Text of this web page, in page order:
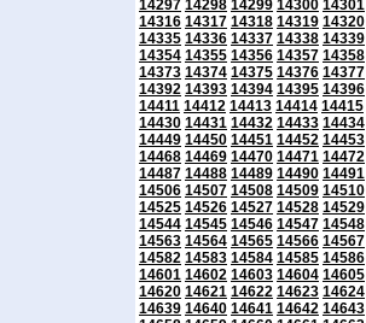
14297 14298 14299 14300 14301
14316 14317 14318 14319 14320
14335 14336 14337 14338 14339
14354 14355 14356 14357 14358
14373 14374 14375 14376 14377
14392 14393 14394 14395 14396
14411 14412 14413 14414 14415
14430 14431 14432 14433 14434
14449 14450 14451 14452 14453
14468 14469 14470 14471 14472
14487 14488 14489 14490 14491
14506 14507 14508 14509 14510
14525 14526 14527 14528 14529
14544 14545 14546 14547 14548
14563 14564 14565 14566 14567
14582 14583 14584 14585 14586
14601 14602 14603 14604 14605
14620 14621 14622 14623 14624
14639 14640 14641 14642 14643